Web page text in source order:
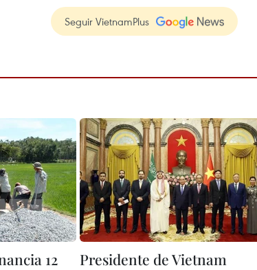
Seguir VietnamPlus
12
Presidente de Vietnam